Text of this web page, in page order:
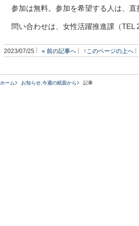
参加は無料。参加を希望する人は、直
問い合わせは、女性活躍推進課（TEL
2023/07/25 « 前の記事へ ↑このページの上へ
ホーム お知らせ 今週の紙面から 記事